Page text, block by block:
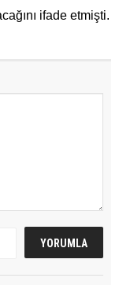
ifade etmişti.